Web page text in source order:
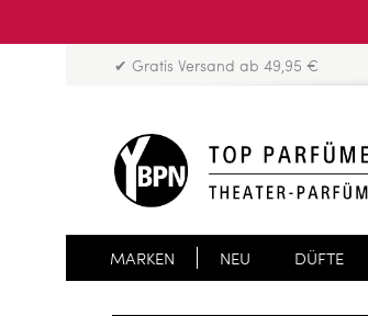
✔ Gratis Versand ab 49,95 €
MARKEN NEU DÜFTE